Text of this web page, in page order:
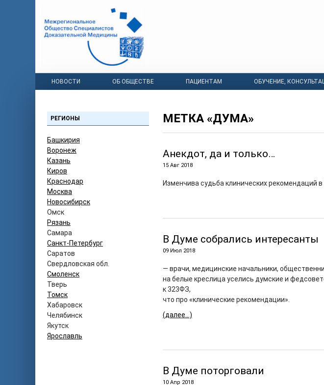
НОВОСТИ ОБ ОБЩЕСТВЕ ПАЦИЕНТАМ ОБУЧЕНИЕ,
РЕГИОНЫ
Башкирия
Воронеж
Казань
Киров
Краснодар
Москва
Новосибирск
Омск
Рязань
Самара
Санкт-Петербург
Саратов
Свердловская обл.
Смоленск
Тверь
Томск
Хабаровск
Челябинск
Якутск
Ярославль
МЕТКА «ДУМА»
Анекдот, да и только…
15 Авг 2018
Изменчива судьба клинических рекомендаций
В Думе собрались интересанты
09 Июл 2018
— врачи, медицинские начальники,
на белые креслица уселись думские и
к 323ФЗ,
что про «клинические рекомендации».
(далее…)
В Думе поторговали
10 Апр 2018